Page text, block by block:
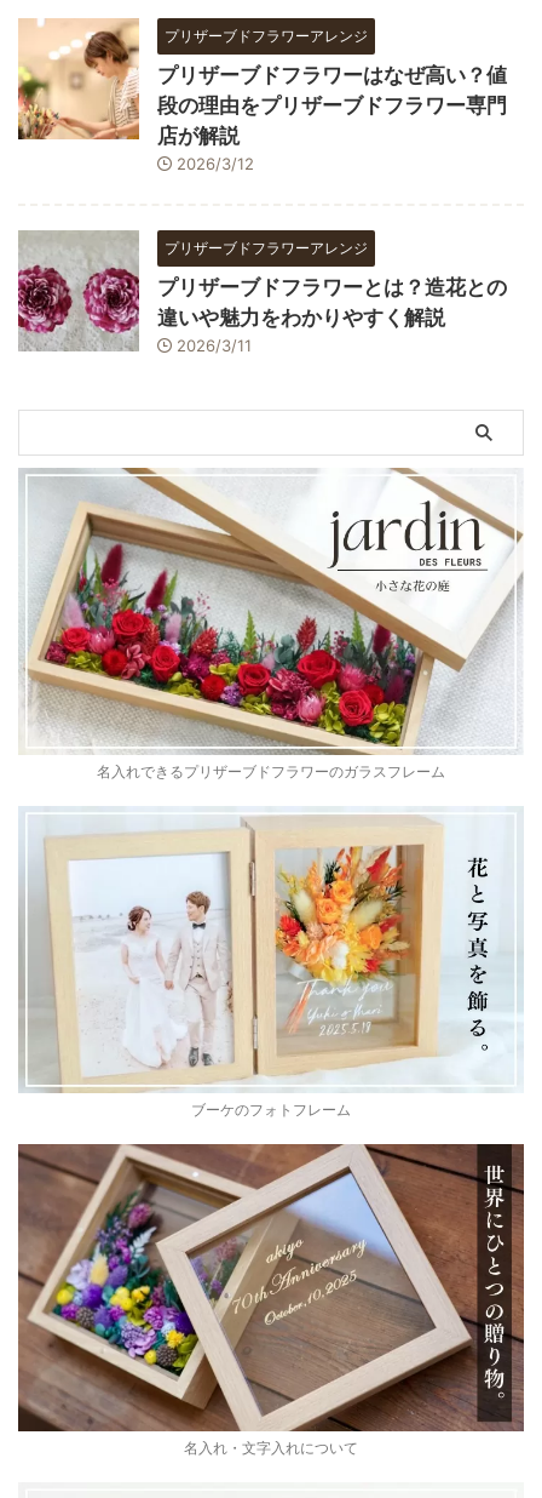
プリザーブドフラワーアレンジ
プリザーブドフラワーはなぜ高い？値
段の理由をプリザーブドフラワー専門
店が解説
2026/3/12
プリザーブドフラワーアレンジ
プリザーブドフラワーとは？造花との
違いや魅力をわかりやすく解説
2026/3/11
名入れできるプリザーブドフラワーのガラスフレーム
ブーケのフォトフレーム
名入れ・文字入れについて